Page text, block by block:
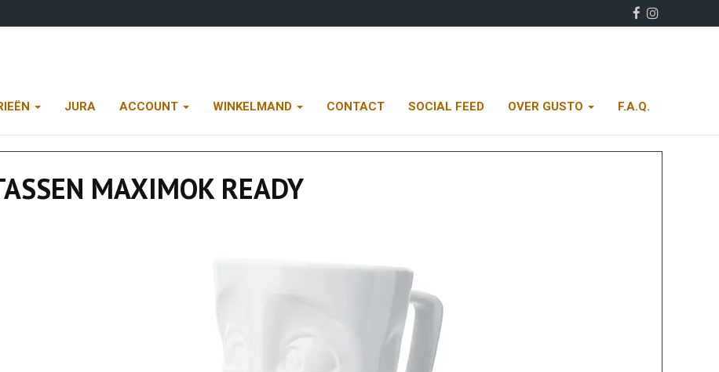
JURA ACCOUNT WINKELMAND CONTACT SOCIAL FEED OVER GUSTO F.A.Q.
MAXIMOK READY